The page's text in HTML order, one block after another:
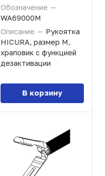
Обозначение —
WA69000M
Описание — Рукоятка
HICURA, размер M,
храповик с функцией
дезактивации
В корзину